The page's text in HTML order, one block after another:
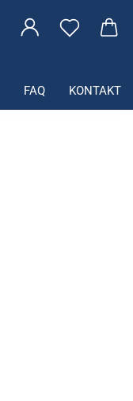
FAQ KONTAKT